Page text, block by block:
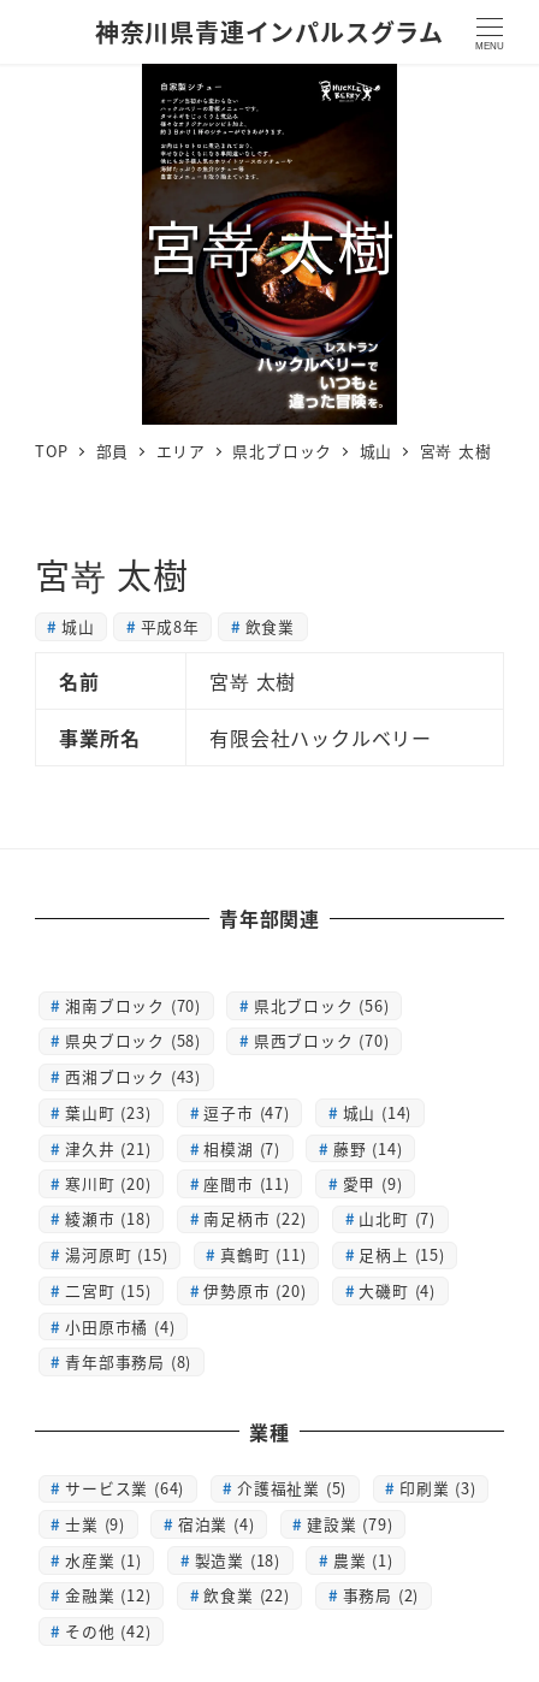
神奈川県青連インパルスグラム MENU
宮嵜 太樹
TOP 部員 エリア 県北ブロック 城山 宮嵜 太樹
宮嵜 太樹
城山 平成8年 飲食業
名前
宮嵜 太樹
事業所名
有限会社ハックルベリー
青年部関連
湘南ブロック (70)
県北ブロック (56)
県央ブロック (58)
県西ブロック (70)
西湘ブロック (43)
葉山町 (23)
逗子市 (47)
城山 (14)
津久井 (21)
相模湖 (7)
藤野 (14)
寒川町 (20)
座間市 (11)
愛甲 (9)
綾瀬市 (18)
南足柄市 (22)
山北町 (7)
湯河原町 (15)
真鶴町 (11)
足柄上 (15)
二宮町 (15)
伊勢原市 (20)
大磯町 (4)
小田原市橘 (4)
青年部事務局 (8)
業種
サービス業 (64) 介護福祉業 (5)
印刷業 (3)
士業 (9)
宿泊業 (4)
建設業 (79)
水産業 (1)
製造業 (18)
農業 (1)
金融業 (12)
飲食業 (22)
事務局 (2)
その他 (42)